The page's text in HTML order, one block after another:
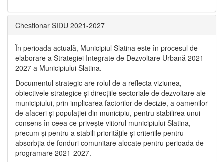
Chestionar SIDU 2021-2027
În perioada actuală, Municipiul Slatina este în procesul de
elaborare a Strategiei Integrate de Dezvoltare Urbană 2021‐
2027 a Municipiului Slatina.
Documentul strategic are rolul de a reflecta viziunea,
obiectivele strategice și direcțiile sectoriale de dezvoltare ale
municipiului, prin implicarea factorilor de decizie, a oamenilor
de afaceri și populației din municipiu, pentru stabilirea unui
consens în ceea ce privește viitorul municipiului Slatina,
precum și pentru a stabili prioritățile și criteriile pentru
absorbția de fonduri comunitare alocate pentru perioada de
programare 2021-2027.